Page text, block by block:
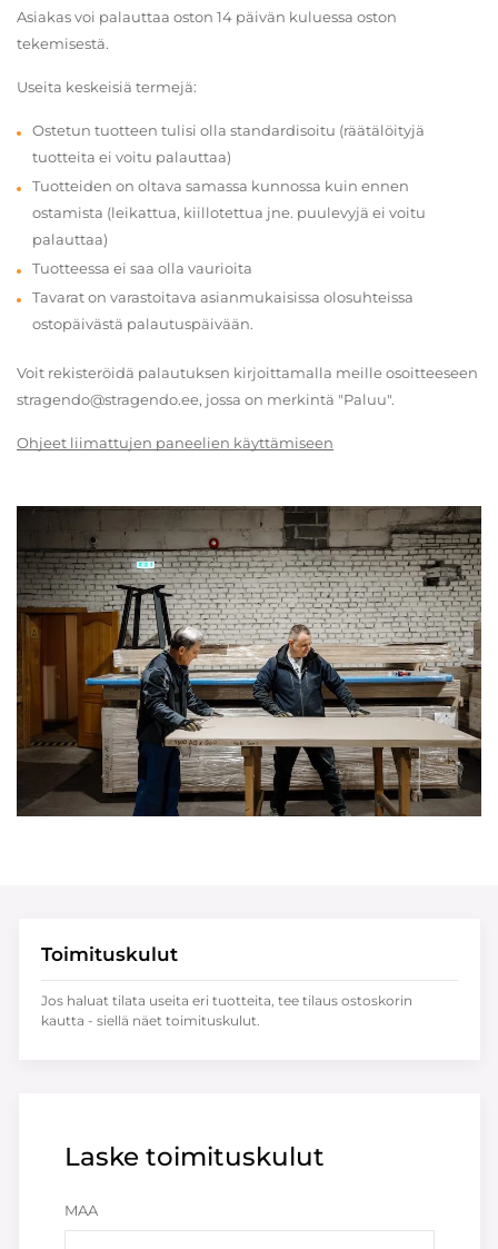
Asiakas voi palauttaa oston 14 päivän kuluessa oston
tekemisestä.
Useita keskeisiä termejä:
Ostetun tuotteen tulisi olla standardisoitu (räätälöityjä
tuotteita ei voitu palauttaa)
Tuotteiden on oltava samassa kunnossa kuin ennen
ostamista (leikattua, kiillotettua jne. puulevyjä ei voitu
palauttaa)
Tuotteessa ei saa olla vaurioita
Tavarat on varastoitava asianmukaisissa olosuhteissa
ostopäivästä palautuspäivään.
Voit rekisteröidä palautuksen kirjoittamalla meille osoitteeseen
stragendo@stragendo.ee, jossa on merkintä "Paluu".
Ohjeet liimattujen paneelien käyttämiseen
Laske toimituskulut
MAA
Toimituskulut
Jos haluat tilata useita eri tuotteita, tee tilaus ostoskorin
kautta - siellä näet toimituskulut.